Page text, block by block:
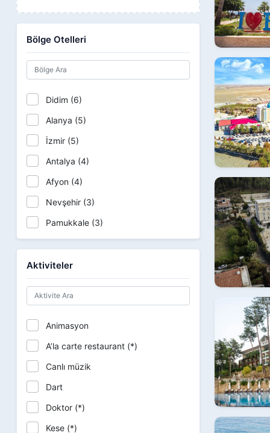
Bölge Otelleri
Didim (6)
Alanya (5)
İzmir (5)
Antalya (4)
Afyon (4)
Nevşehir (3)
Pamukkale (3)
Denizli (2)
Kumluca (2)
Manisa (2)
Muğla (2)
Çeşme (1)
B.A.E. (1)
Sapanca (1)
Kızkalesi (1)
Marmaris (1)
Aktiviteler
Animasyon
A’la carte restaurant (*)
Canlı müzik
Dart
Doktor (*)
Kese (*)